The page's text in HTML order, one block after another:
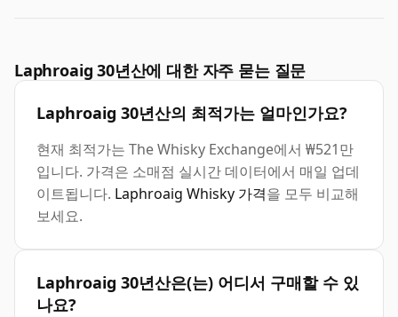
Laphroaig 30년산에 대한 자주 묻는 질문
Laphroaig 30년산의 최적가는 얼마인가요?
현재 최적가는 The Whisky Exchange에서 ₩521만
입니다. 가격은 소매점 실시간 데이터에서 매일 업데
이트됩니다. Laphroaig Whisky 가격을 모두 비교해
보세요.
Laphroaig 30년산은(는) 어디서 구매할 수 있
나요?